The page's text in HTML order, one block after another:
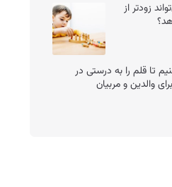
زودتر از
تا قلم را به درستی در
والدین و مربیان